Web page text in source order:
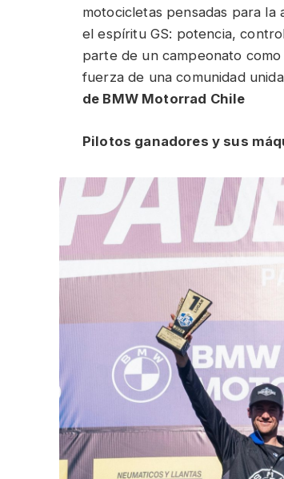
motocicletas pensadas para
el espíritu GS: potencia,
parte de un campeonato
fuerza de una comunidad
de BMW Motorrad Chile
Pilotos ganadores y sus